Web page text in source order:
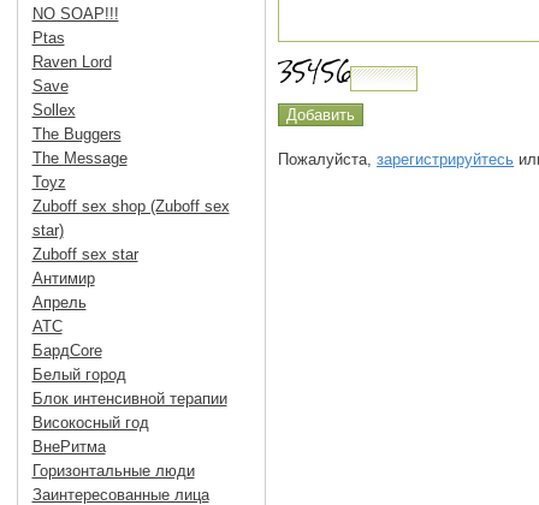
Пожалуйста, зарегистрируйтесь
NO SOAP!!!
Ptas
Raven Lord
Save
Sollex
The Buggers
The Message
Toyz
Zuboff sex shop (Zuboff sex
star)
Zuboff sex star
Антимир
Апрель
АТС
БардCore
Белый город
Блок интенсивной терапии
Високосный год
ВнеРитма
Горизонтальные люди
Заинтересованные лица